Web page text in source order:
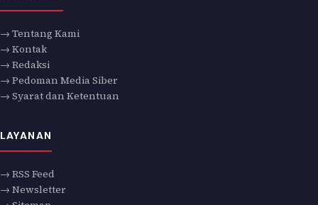
→ Tentang Kami
→ Kontak
→ Redaksi
→ Pedoman Media Siber
→ Syarat dan Ketentuan
LAYANAN
→ RSS Feed
→ Newsletter